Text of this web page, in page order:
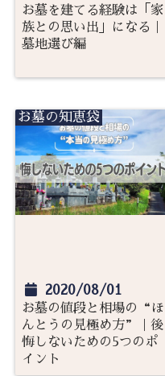
お墓を建てる経験は「家
族との思い出」になる｜
墓地選び編
お墓の知恵袋
2020/08/01
お墓の値段と相場の“ほ
んとうの見極め方”｜後
悔しないための5つのポ
イント